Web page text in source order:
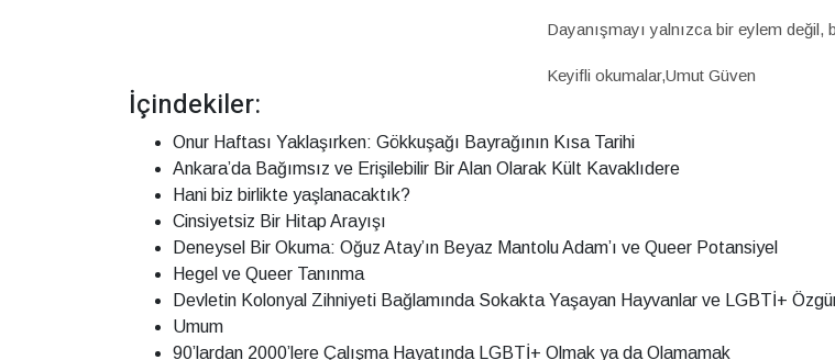
Dayanışmayı yalnızca bir eylem
Keyifli okumalar,Umut Güven
İçindekiler:
Onur Haftası Yaklaşırken: Gökkuşağı Bayrağının Kısa Tarihi
Ankara’da Bağımsız ve Erişilebilir Bir Alan Olarak Kült Kavaklıdere
Hani biz birlikte yaşlanacaktık?
Cinsiyetsiz Bir Hitap Arayışı
Deneysel Bir Okuma: Oğuz Atay’ın Beyaz Mantolu Adam’ı ve Queer Potansiyel
Hegel ve Queer Tanınma
Devletin Kolonyal Zihniyeti Bağlamında Sokakta Yaşayan Hayvanlar ve LGBTİ+
Umum
90’lardan 2000’lere Çalışma Hayatında LGBTİ+ Olmak ya da Olamamak